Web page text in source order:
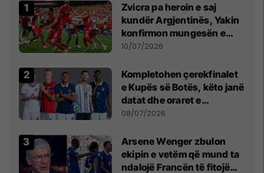
Zvicra pa heroin e saj
kundër Argjentinës, Yakin
konfirmon mungesën e
madhe
10/07/2026
Kompletohen çerekfinalet
e Kupës së Botës, këto janë
datat dhe oraret e
ndeshjeve
08/07/2026
Arsene Wenger zbulon
ekipin e vetëm që mund ta
ndalojë Francën të fitojë